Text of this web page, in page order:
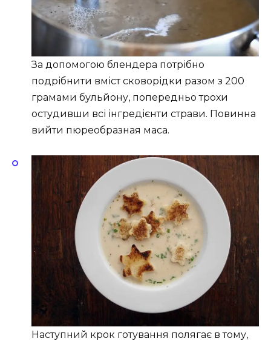
За допомогою блендера потрібно
подрібнити вміст сковорідки разом з 200
грамами бульйону, попередньо трохи
остудивши всі інгредієнти страви. Повинна
вийти пюреобразная маса.
Наступний крок готування полягає в тому,